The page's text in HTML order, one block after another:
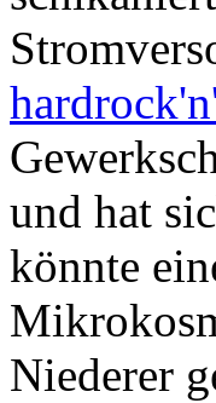
und hat
könnte
Niederer